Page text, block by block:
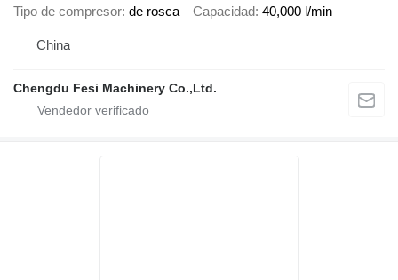
Tipo de compresor de rosca Capacidad 40,000 l/min
China
Chengdu Fesi Machinery Co.,Ltd.